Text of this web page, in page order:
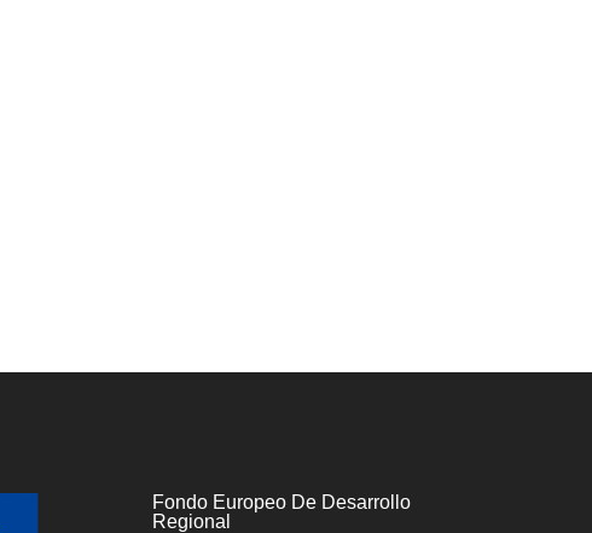
Fondo Europeo De Desarrollo
Regional